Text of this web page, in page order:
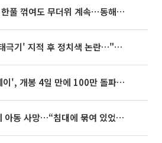
[내일 날씨] 폭염 한풀 꺾여도 무더위 계속⋯동해안 이틀 연속 비
김희철, '뒤집힌 태극기' 지적 후 정치색 논란…"좌우 떠나 우리나라 국기"
놀란 감독 '오디세이', 개봉 4일 만에 100만 돌파⋯'왕사남' 보다 빠르다
천안 교회서 11세 아동 사망…“침대에 묶여 있었다” 진술 확보